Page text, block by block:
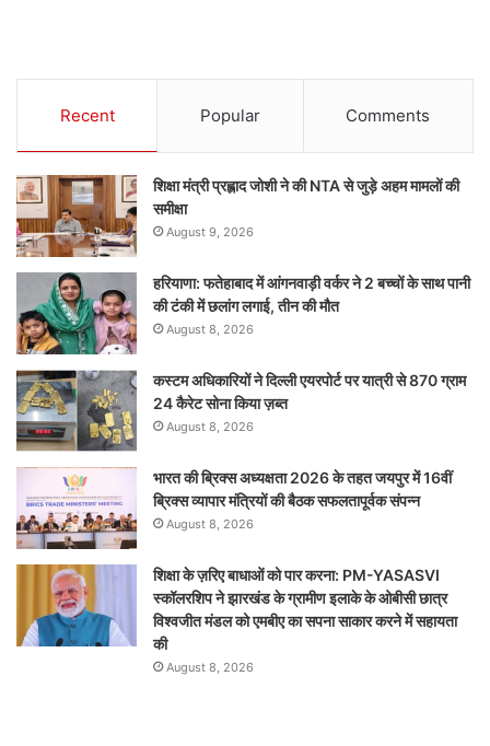
Recent Popular Comments
शिक्षा मंत्री प्रह्लाद जोशी ने की NTA से जुड़े अहम मामलों की
समीक्षा
August 9, 2026
हरियाणा: फतेहाबाद में आंगनवाड़ी वर्कर ने 2 बच्चों के साथ पानी
की टंकी में छलांग लगाई, तीन की मौत
August 8, 2026
कस्टम अधिकारियों ने दिल्ली एयरपोर्ट पर यात्री से 870 ग्राम
24 कैरेट सोना किया ज़ब्त
August 8, 2026
भारत की ब्रिक्‍स अध्यक्षता 2026 के तहत जयपुर में 16वीं
ब्रिक्‍स व्यापार मंत्रियों की बैठक सफलतापूर्वक संपन्न
August 8, 2026
शिक्षा के ज़रिए बाधाओं को पार करना: PM-YASASVI
स्कॉलरशिप ने झारखंड के ग्रामीण इलाके के ओबीसी छात्र
विश्वजीत मंडल को एमबीए का सपना साकार करने में सहायता
की
August 8, 2026